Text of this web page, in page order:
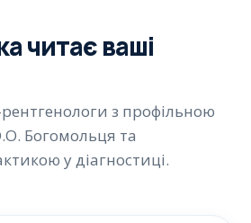
читає ваші
рентгенологи з профільною
Богомольця та
у діагностиці.